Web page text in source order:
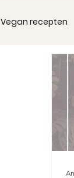
Vegan recepten